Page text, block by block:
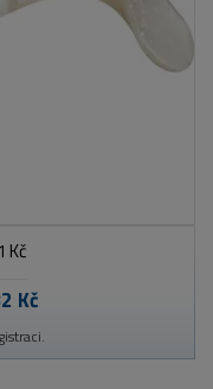
Kč
Kč